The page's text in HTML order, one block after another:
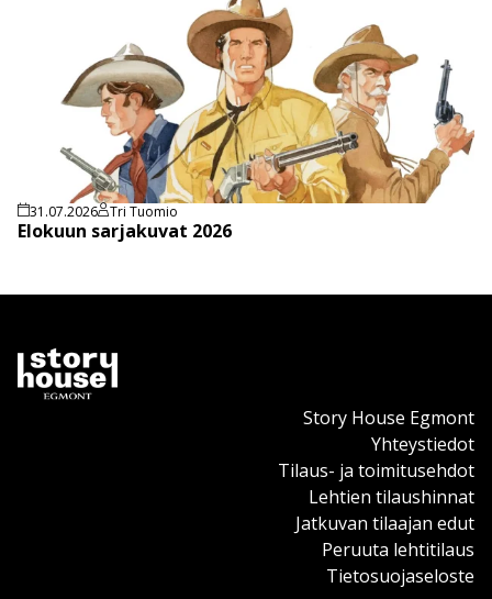
31.07.2026 Tri Tuomio
Elokuun sarjakuvat 2026
Story House Egmont
Yhteystiedot
Tilaus- ja toimitusehdot
Lehtien tilaushinnat
Jatkuvan tilaajan edut
Peruuta lehtitilaus
Tietosuojaseloste